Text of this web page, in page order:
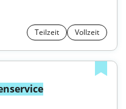
Teilzeit Vollzeit